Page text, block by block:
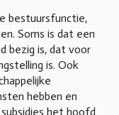
bestuursfunctie,
Soms is dat een
bezig is, dat voor
is. Ook
hebben en
het hoofd